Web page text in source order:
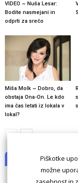
VIDEO ~ Nuša Lesar:
Bodite nasmejani in
odprti za srečo
Miša Molk ~ Dobro, da
obstaja Ona-On. Le kdo
ima čas letati iz lokala v
lokal?
NI KOMENTARJEV
Piškotke
možne